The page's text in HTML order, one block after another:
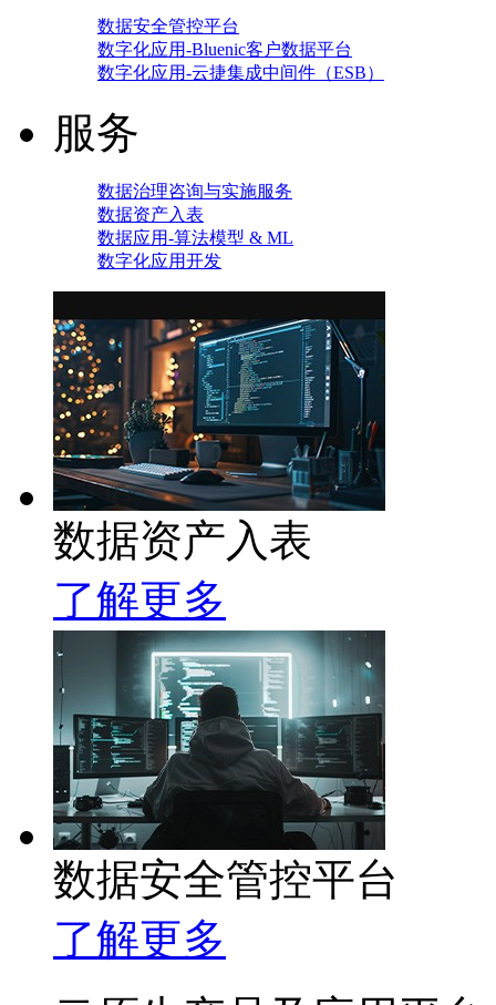
数据安全管控平台
数字化应用-Bluenic客户数据平台
数字化应用-云捷集成中间件（ESB）
服务
数据治理咨询与实施服务
数据资产入表
数据应用-算法模型 & ML
数字化应用开发
数据资产入表
了解更多
数据安全管控平台
了解更多